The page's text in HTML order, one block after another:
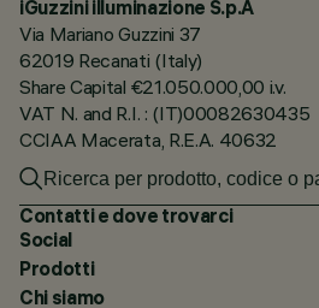
iGuzzini illuminazione S.p.A
Via Mariano Guzzini 37
62019 Recanati (Italy)
Share Capital €21.050.000,00 i.v.
VAT N. and R.I. : (IT)00082630435
CCIAA Macerata, R.E.A. 40632
Contatti e dove trovarci
Social
Prodotti
Chi siamo